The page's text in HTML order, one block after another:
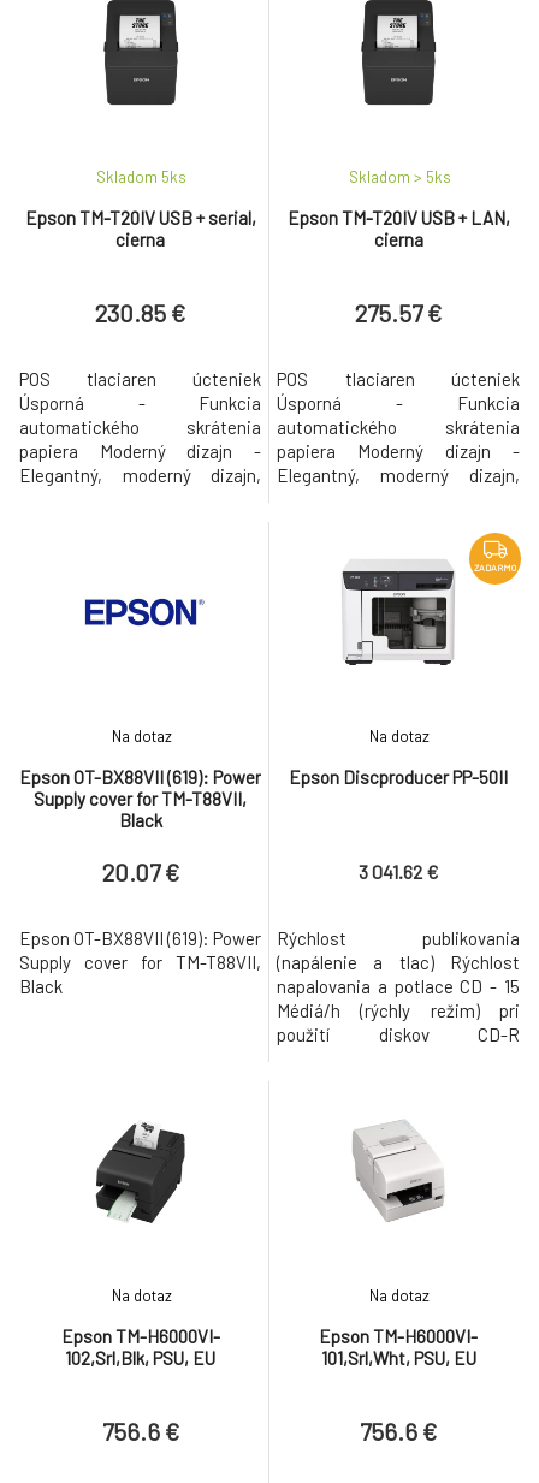
Operation (Roll):53 dB (A)
Vlhkost vzduchu - Prevádzka
10% - 90%, Skladovanie 10% -
90% Teplota - Prevádzka 5°C -
Vlhkost vzduchu - Prevádzka
10% - 90%, Skladovanie 10% -
90% Teplota - Skladovanie
-10°C - 50°C Záruka - 12 mesia
Epson TM-T20IV USB + serial,
cierna
Skladom 5ks
230.85 €
POS tlaciaren úcteniek
Úsporná - Funkcia
automatického skrátenia
papiera Moderný dizajn -
Elegantný, moderný dizajn,
rýchlost tlace - Rýchlost tlace
250 mm/s Flexibilné možnosti
Epson TM-T20IV USB + LAN,
cierna
Skladom > 5ks
275.57 €
POS tlaciaren úcteniek
Úsporná - Funkcia
automatického skrátenia
papiera Moderný dizajn -
Elegantný, moderný dizajn,
Mechanizmus so životnostou
15 miliónov riadkov Vysoká
rýchlost tlace - Rýchlost tlace
250 mm/s Flexibilné možnosti
pripojenia - Tlaciaren Epson
TM-T20IV(102) podporuje Eth
Epson OT-BX88VII (619): Power
Supply cover for TM-T88VII,
Black
Na dotaz
20.07 €
Epson OT-BX88VII (619): Power
Supply cover for TM-T88VII,
Black
ZADARMO
Epson Discproducer PP-50II
Na dotaz
3 041.62 €
Rýchlost publikovania
(napálenie a tlac) Rýchlost
napalovania a potlace CD - 15
Médiá/h (rýchly režim) pri
použití diskov CD-R
režim) pri použití diskov DVD-R
odporúcaných spolocnostou
Epson Rýchlost napálenia a
tlace disku Blu-ray - 3 Médiá/h
Epson TM-H6000VI-
102,Srl,Blk, PSU, EU
Na dotaz
756.6 €
Epson TM-H6000VI-
101,Srl,Wht, PSU, EU
Na dotaz
756.6 €